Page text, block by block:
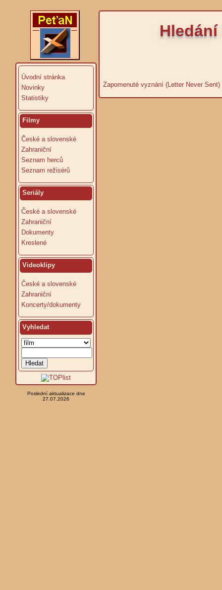
Úvodní stránka
Novinky
Statistiky
Filmy
České a slovenské
Zahraniční
Seznam herců
Seznam režisérů
Seriály
České a slovenské
Zahraniční
Dokumenty
Kreslené
Videoklipy
České a slovenské
Zahraniční
Koncerty/dokumenty
Vyhledat
Poslední aktualizace dne
27.07.2026
Zapomenuté vyznání (Letter Never Sent)